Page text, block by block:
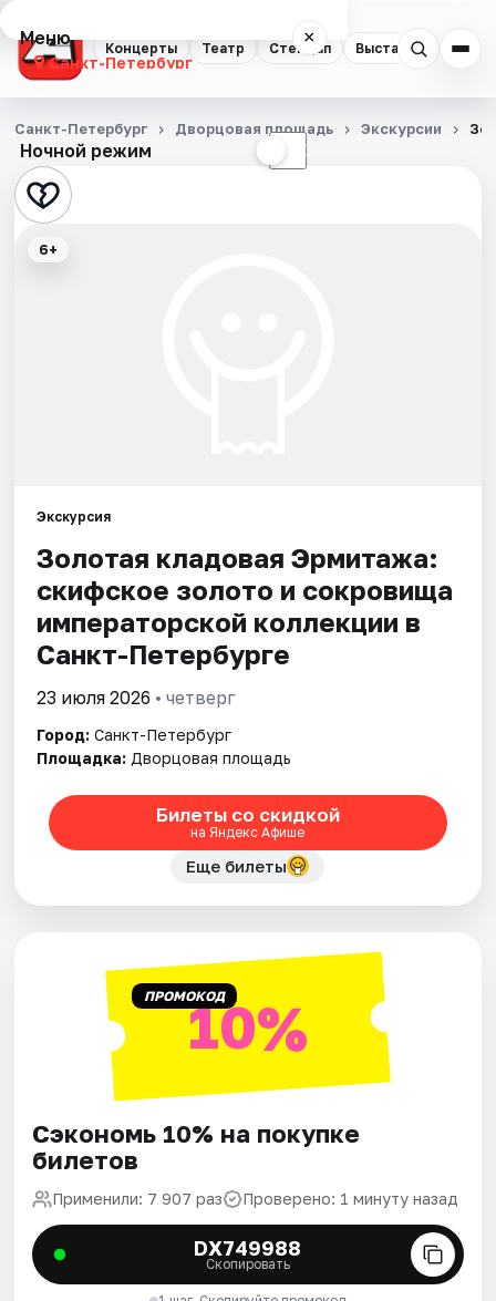
Концерты Театр Стендап Выставки
Меню ×
Санкт-Петербург
Концерты
Театр
Стендап
Города
Площадки
Артисты
Рейтинги
Ночной режим ☾
Санкт-Петербург Дворцовая площадь Экскурсии
6+
Экскурсия
Золотая кладовая Эрмитажа:
скифское золото и сокровища
императорской коллекции в
Санкт-Петербурге
23 июля 2026 • четверг
Город: Санкт-Петербург
Площадка: Дворцовая площадь
Билеты со скидкой
на Яндекс Афише
Еще билеты
ПРОМОКОД10%
Сэкономь 10% на покупке
билетов
Применили: 7 907 раз Проверено: 1 минуту назад
DX749988
Скопировать